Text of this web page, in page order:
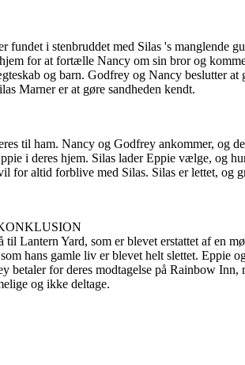
fundet i stenbruddet med Silas 's manglende
for at fortælle Nancy om sin bror og
og barn. Godfrey og Nancy beslutter at
Marner er at gøre sandheden kendt.
til ham. Nancy og Godfrey ankommer, og de
i deres hjem. Silas lader Eppie vælge, og
for altid forblive med Silas. Silas er lettet, og
til Lantern Yard, som er blevet erstattet af en
hans gamle liv er blevet helt slettet. Eppie
betaler for deres modtagelse på Rainbow Inn,
og ikke deltage.